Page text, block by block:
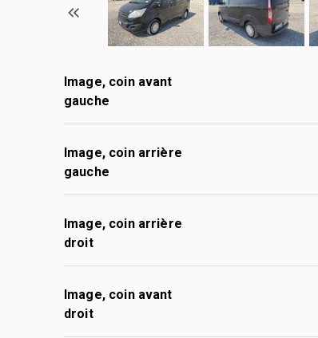
Image, coin avant
gauche
Image, coin arrière
gauche
Image, coin arrière
droit
Image, coin avant
droit